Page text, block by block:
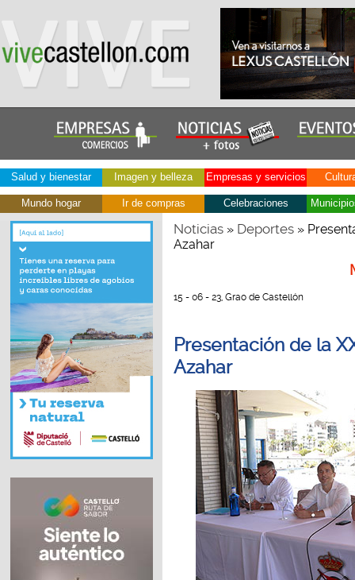
Salud y bienestar Imagen y belleza Empresas y servicios
Mundo hogar Ir de compras Celebraciones
Noticias» Deportes»
Azahar
15 - 06 - 23, Grao de Castellón
Presentación de la
Azahar